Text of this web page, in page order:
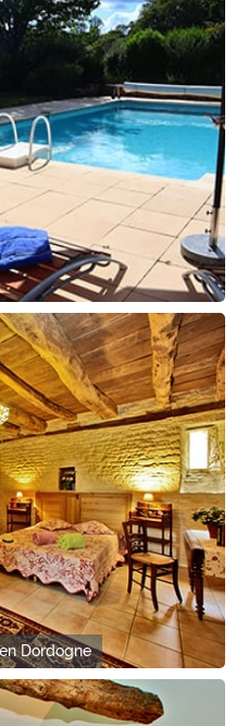
Dordogne